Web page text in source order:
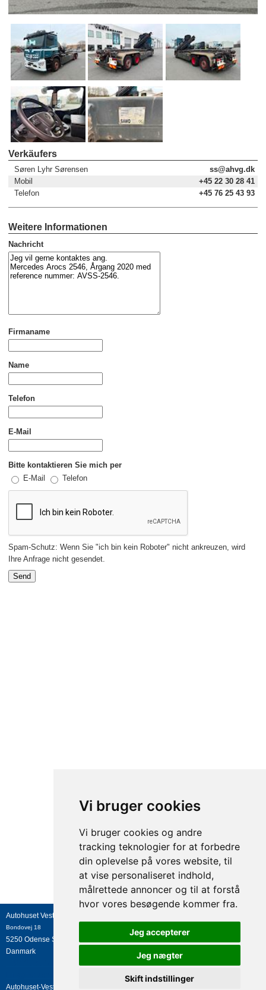
Vi bruger cookies
Vi bruger cookies og andre
tracking teknologier for at forbedre
din oplevelse på vores website, til
at vise personaliseret indhold,
målrettede annoncer og til at forstå
hvor vores besøgende kommer fra.
Jeg accepterer
Jeg nægter
Skift indstillinger
Verkäufers
Søren Lyhr Sørensen
ss@ahvg.dk
Mobil
+45 22 30 28 41
Telefon
+45 76 25 43 93
Weitere Informationen
Nachricht
Firmaname
Name
Telefon
E-Mail
Bitte kontaktieren Sie mich per
E-Mail
Telefon
Spam-Schutz: Wenn Sie "ich bin kein Roboter" nicht ankreuzen, wird
Ihre Anfrage nicht gesendet.
Autohuset Vestergaard A/S
Bondovej 18
5250 Odense SV
Danmark
Autohuset-Vestergaard A/S